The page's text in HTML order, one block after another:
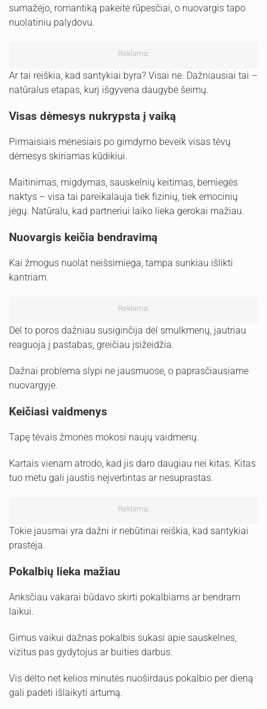
sumažėjo, romantiką pakeitė rūpesčiai, o nuovargis tapo
nuolatiniu palydovu.
Reklama:
Ar tai reiškia, kad santykiai byra? Visai ne. Dažniausiai tai –
natūralus etapas, kurį išgyvena daugybė šeimų.
Visas dėmesys nukrypsta į vaiką
Pirmaisiais mėnesiais po gimdymo beveik visas tėvų
dėmesys skiriamas kūdikiui.
Maitinimas, migdymas, sauskelnių keitimas, bemiegės
naktys – visa tai pareikalauja tiek fizinių, tiek emocinių
jėgų. Natūralu, kad partneriui laiko lieka gerokai mažiau.
Nuovargis keičia bendravimą
Kai žmogus nuolat neišsimiega, tampa sunkiau išlikti
kantriam.
Reklama:
Dėl to poros dažniau susiginčija dėl smulkmenų, jautriau
reaguoja į pastabas, greičiau įsižeidžia.
Dažnai problema slypi ne jausmuose, o paprasčiausiame
nuovargyje.
Keičiasi vaidmenys
Tapę tėvais žmonės mokosi naujų vaidmenų.
Kartais vienam atrodo, kad jis daro daugiau nei kitas. Kitas
tuo metu gali jaustis neįvertintas ar nesuprastas.
Reklama:
Tokie jausmai yra dažni ir nebūtinai reiškia, kad santykiai
prastėja.
Pokalbių lieka mažiau
Anksčiau vakarai būdavo skirti pokalbiams ar bendram
laikui.
Gimus vaikui dažnas pokalbis sukasi apie sauskelnes,
vizitus pas gydytojus ar buities darbus.
Vis dėlto net kelios minutės nuoširdaus pokalbio per dieną
gali padėti išlaikyti artumą.